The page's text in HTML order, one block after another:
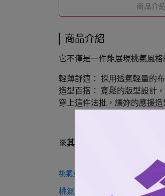
商品介
商品介紹
它不僅是一件能展現桃氣風
輕薄舒適： 採用透氣輕量的
造型百搭： 寬鬆的版型設計
穿上這件法批，讓妳的應援
※其他球衣
桃氣女孩應援短Tˍ無背號
桃氣女孩應援短T_背號款